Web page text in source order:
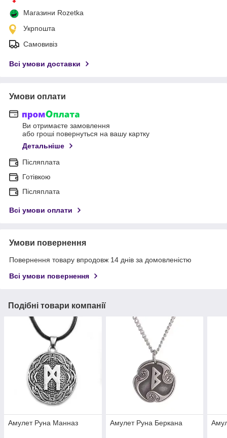
Магазини Rozetka
Укрпошта
Самовивіз
Всі умови доставки
Умови оплати
Ви отримаєте замовлення
або гроші повернуться на вашу картку
Детальніше
Післяплата
Готівкою
Післяплата
Всі умови оплати
Умови повернення
Повернення товару впродовж 14 днів за домовленістю
Всі умови повернення
Подібні товари компанії
Амулет Руна Манназ Амулет Руна Беркана